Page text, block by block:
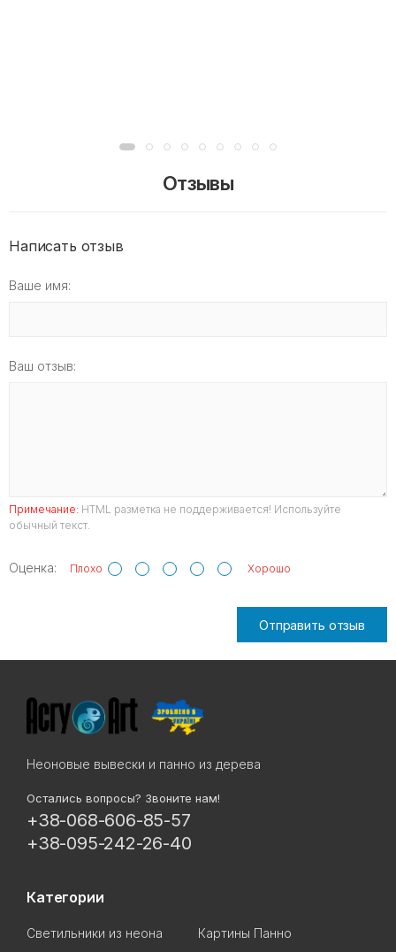
Отзывы
Написать отзыв
Ваше имя:
Ваш отзыв:
Примечание: HTML разметка не поддерживается! Используйте
обычный текст.
Оценка: Плохо Хорошо
Отправить отзыв
Неоновые вывески и панно из дерева
Остались вопросы? Звоните нам!
+38-068-606-85-57
+38-095-242-26-40
Категории
Светильники из неона Картины Панно